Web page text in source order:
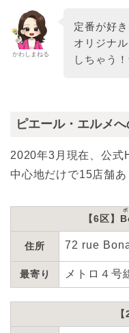
かわしまねる
定番が好
オリジナ
しちゃう
ピエール・エルメ
2020年3月現在、公式
中心地だけで15店舗あ
【6区】
住所 72 rue
最寄り メトロ４号